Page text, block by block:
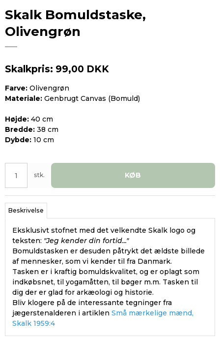
Skalk Bomuldstaske,
Olivengrøn
Skalkpris: 99,00 DKK
Farve: Olivengrøn
Materiale: Genbrugt Canvas (Bomuld)
Højde: 40 cm
Bredde: 38 cm
Dybde: 10 cm
stk. KØB
Beskrivelse
Eksklusivt stofnet med det velkendte Skalk logo og
teksten: "Jeg kender din fortid..."
Bomuldstasken er desuden påtrykt det ældste billede
af mennesker, som vi kender til fra Danmark.
Tasken er i kraftig bomuldskvalitet, og er oplagt som
indkøbsnet, til yogamåtten, til bøger m.m. Tasken til
dig der er glad for arkæologi og historie.
Bliv klogere på de interessante tegninger fra
jægerstenalderen i artiklen Små mærkelige mænd,
Skalk 1959:4